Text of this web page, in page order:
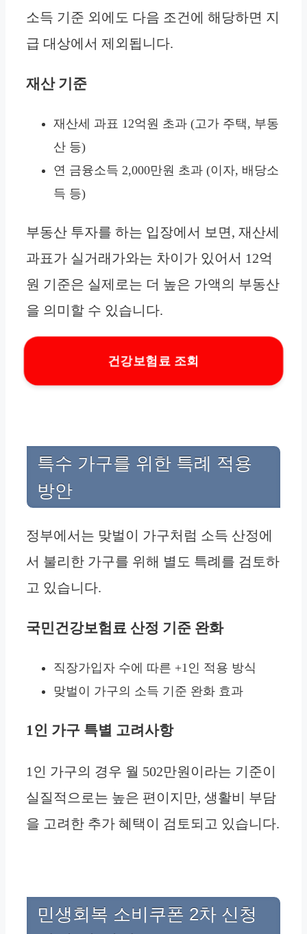
소득 기준 외에도 다음 조건에 해당하면 지
급 대상에서 제외됩니다.
재산 기준
재산세 과표 12억원 초과 (고가 주택, 부동
산 등)
연 금융소득 2,000만원 초과 (이자, 배당소
득 등)
부동산 투자를 하는 입장에서 보면, 재산세
과표가 실거래가와는 차이가 있어서 12억
원 기준은 실제로는 더 높은 가액의 부동산
을 의미할 수 있습니다.
건강보험료 조회
특수 가구를 위한 특례 적용
방안
정부에서는 맞벌이 가구처럼 소득 산정에
서 불리한 가구를 위해 별도 특례를 검토하
고 있습니다.
국민건강보험료 산정 기준 완화
직장가입자 수에 따른 +1인 적용 방식
맞벌이 가구의 소득 기준 완화 효과
1인 가구 특별 고려사항
1인 가구의 경우 월 502만원이라는 기준이
실질적으로는 높은 편이지만, 생활비 부담
을 고려한 추가 혜택이 검토되고 있습니다.
민생회복 소비쿠폰 2차 신청